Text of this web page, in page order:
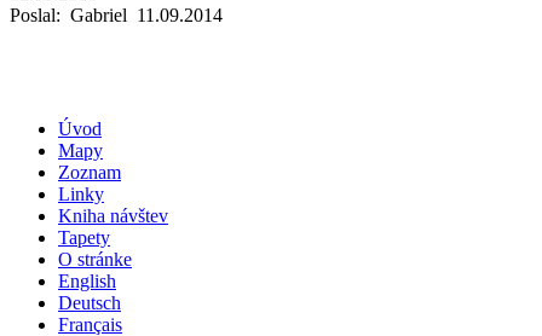
Poslal: Gabriel 11.09.2014
Úvod
Mapy
Zoznam
Linky
Kniha návštev
Tapety
O stránke
English
Deutsch
Français